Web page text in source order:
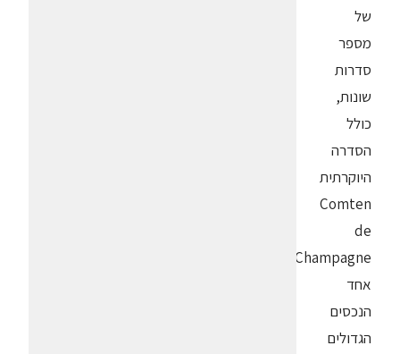
של
מספר
סדרות
שונות,
כולל
הסדרה
היוקרתית
Comten
de
Champagne.
אחד
הנכסים
הגדולים